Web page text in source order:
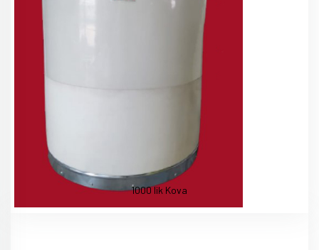
1000 lik Kova